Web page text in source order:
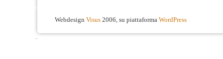
Webdesign Visus 2006, su piattaforma WordPress